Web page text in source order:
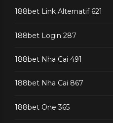
188bet Link Alternatif 621
188bet Login 287
188bet Nha Cai 491
188bet Nha Cai 867
188bet One 365